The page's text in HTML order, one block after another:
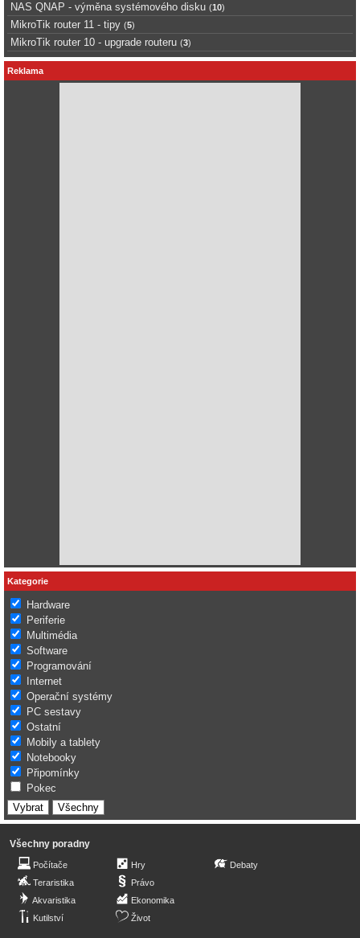
NAS QNAP - výměna systémového disku (10)
MikroTik router 11 - tipy (5)
MikroTik router 10 - upgrade routeru (3)
Reklama
Kategorie
Hardware
Periferie
Multimédia
Software
Programování
Internet
Operační systémy
PC sestavy
Ostatní
Mobily a tablety
Notebooky
Připomínky
Pokec
Všechny poradny
Počítače
Teraristika
Akvaristika
Kutilství
Hry
Právo
Ekonomika
Život
Debaty